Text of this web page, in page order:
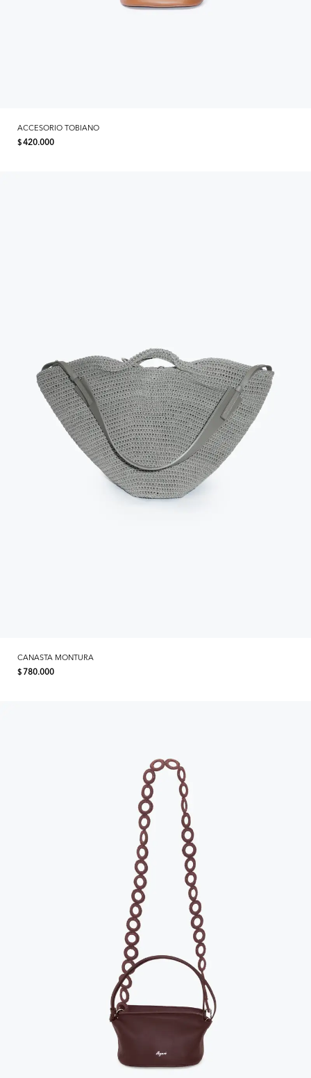
ACCESORIO TOBIANO
$420.000
CANASTA MONTURA
$ 780.000